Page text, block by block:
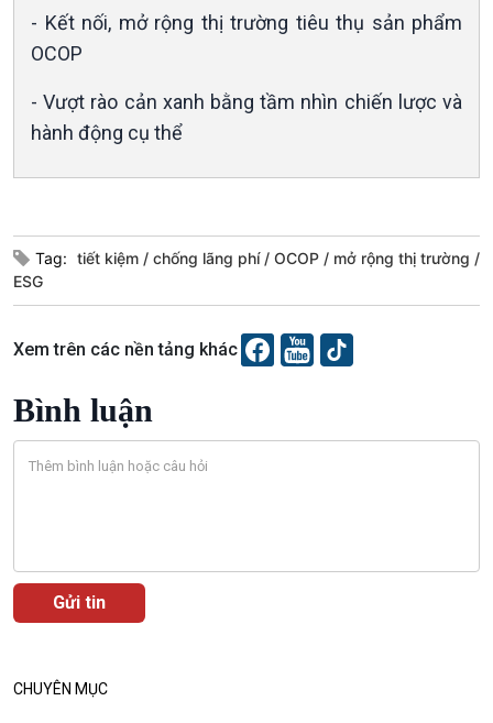
thương mại
Tìm hiểu biển, đảo Việt
Nam
Xã hội
360 độ Sức khỏe
Chuyển đổi Xanh
Tài nguyên và Môi trường
Xã hội chuyển động
Khoa học & Công nghệ
Kết nối công nghệ
Sống chung với biến đổi
Chát với người nổi tiếng
Câu chuyện Thể thao
Video
- Kết nối, mở rộng thị trường tiêu thụ sản phẩm
OCOP
- Vượt rào cản xanh bằng tầm nhìn chiến lược và
hành động cụ thể
Tag: tiết kiệm chống lãng phí OCOP
mở rộng thị trường
ESG
Xem trên các nền tảng khác
Bình luận
CHUYÊN MỤC